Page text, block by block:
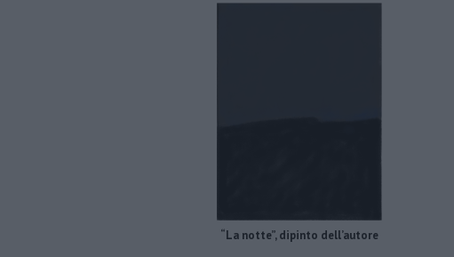
“La notte”, dipinto dell’autore